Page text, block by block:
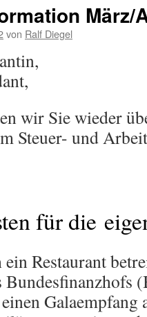
März/
von Ralf Diegel
wir Sie wieder
Steuer- und
für die
Restaurant
Bundesfinanzhofs
Galaempfang